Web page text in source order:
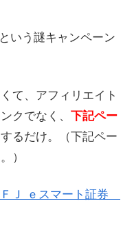
という謎キャンペーン
て、アフィリエイト
クでなく、 下記ペー
るだけ。（下記ペー
）
Ｊ ｅスマート証券